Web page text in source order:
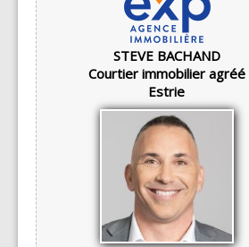
STEVE BACHAND
Courtier immobilier agréé
Estrie